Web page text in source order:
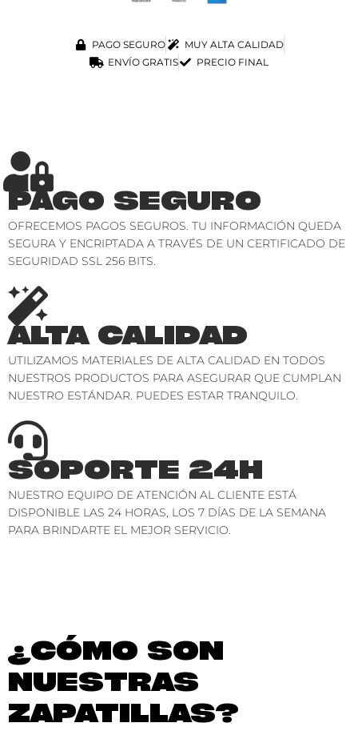
PAGO SEGURO
MUY ALTA CALIDAD
ENVÍO GRATIS
PRECIO FINAL
PAGO SEGURO
OFRECEMOS PAGOS SEGUROS. TU INFORMACIÓN QUEDA
SEGURA Y ENCRIPTADA A TRAVÉS DE UN CERTIFICADO DE
SEGURIDAD SSL 256 BITS.
ALTA CALIDAD
UTILIZAMOS MATERIALES DE ALTA CALIDAD EN TODOS
NUESTROS PRODUCTOS PARA ASEGURAR QUE CUMPLAN
NUESTRO ESTÁNDAR. PUEDES ESTAR TRANQUILO.
SOPORTE 24H
NUESTRO EQUIPO DE ATENCIÓN AL CLIENTE ESTÁ
DISPONIBLE LAS 24 HORAS, LOS 7 DÍAS DE LA SEMANA
PARA BRINDARTE EL MEJOR SERVICIO.
¿CÓMO SON
NUESTRAS
ZAPATILLAS?